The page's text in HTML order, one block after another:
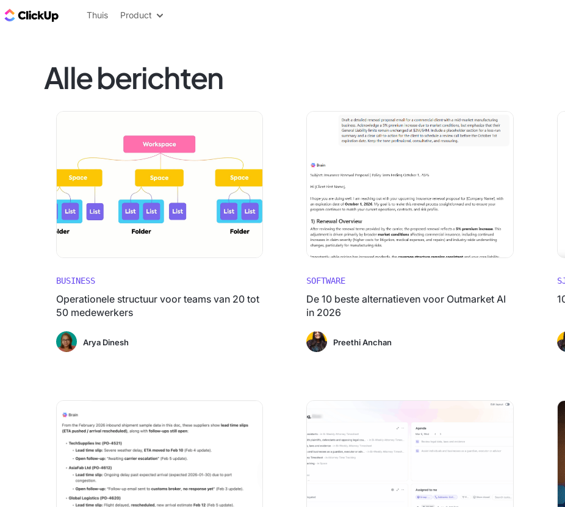
ClickUp Blog
Thuis Product
Alle berichten
BUSINESS
Operationele structuur voor teams van 20 tot
50 medewerkers
Arya Dinesh
SOFTWARE
De 10 beste alternatieven voor Outmarket AI
in 2026
Preethi Anchan